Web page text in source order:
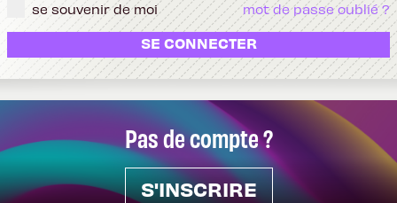
Pas de compte ?
S'INSCRIRE
se souvenir de moi mot de passe oublié ?
SE CONNECTER